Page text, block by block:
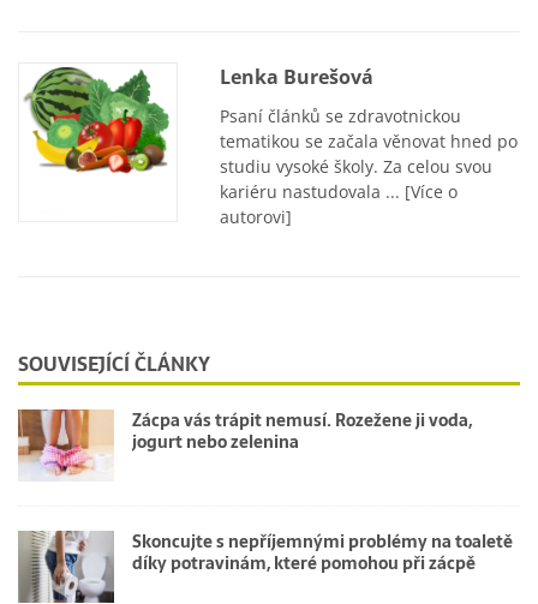
Lenka Burešová
Psaní článků se zdravotnickou
tematikou se začala věnovat hned po
studiu vysoké školy. Za celou svou
kariéru nastudovala ... [Více o
autorovi]
SOUVISEJÍCÍ ČLÁNKY
Zácpa vás trápit nemusí. Rozežene ji voda,
jogurt nebo zelenina
Skoncujte s nepříjemnými problémy na toaletě
díky potravinám, které pomohou při zácpě